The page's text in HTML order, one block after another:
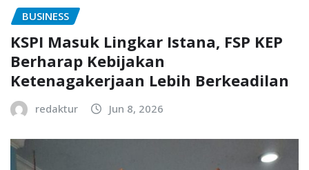
BUSINESS
KSPI Masuk Lingkar Istana, FSP KEP
Berharap Kebijakan
Ketenagakerjaan Lebih Berkeadilan
redaktur Jun 8, 2026